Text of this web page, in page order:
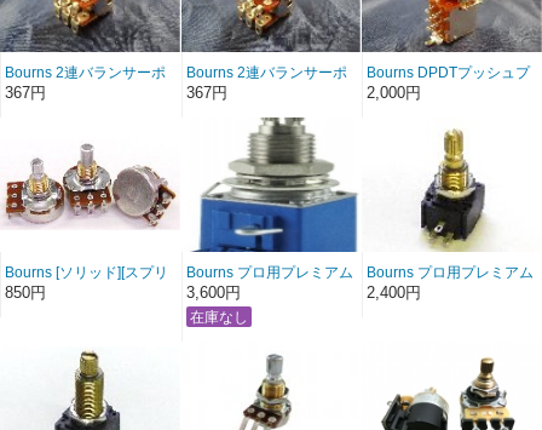
Bourns 2連バランサーポ
ット MN
POTENTIOMETER
367円
Bourns 2連バランサーポ
ット MN ソリッドシャフ
ト POTENTIOMETER
367円
Bourns DPDTプッシュプ
ルスイッチ付き スプリッ
トシャフト
2,000円
Bourns [ソリッド][スプリ
ット] [24mm] 可変抵抗器
B500K改造補修自作に!
POTENTIOMETER
850円
Bourns プロ用プレミアム
ギターポット 82VINTAGE
PREMIUM GUITAR
POTENTIOMETER A250K
3,600円
Bourns プロ用プレミアム
ギターポット A250K
2,400円